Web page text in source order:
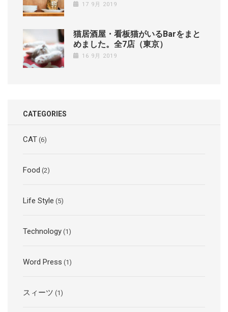
17 9月 2019
猫居酒屋・看板猫がいるBarをまと
めました。全7店（東京）
16 9月 2019
CATEGORIES
CAT (6)
Food (2)
Life Style (5)
Technology (1)
Word Press (1)
スィーツ (1)